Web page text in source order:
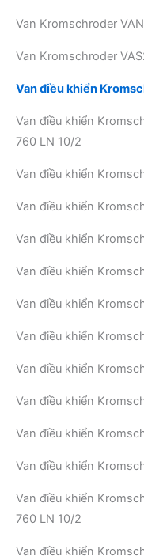
Van Kromschroder
Van Kromschroder
Van điều khiển
Van điều khiển
760 LN 10/2
Van điều khiển
Van điều khiển
Van điều khiển
Van điều khiển
Van điều khiển
Van điều khiển
Van điều khiển
Van điều khiển
Van điều khiển
Van điều khiển
Van điều khiển
760 LN 10/2
Van điều khiển